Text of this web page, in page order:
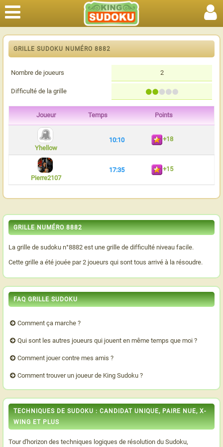
GRILLE SUDOKU NUMÉRO 8882
Nombre de joueurs 2
Difficulté de la grille
Joueur Temps Points
Yhellow
10:10 +18
Pierre2107
17:35 +15
GRILLE NUMÉRO 8882
La grille de sudoku n°8882 est une grille de difficulté niveau facile.
Cette grille a été jouée par 2 joueurs qui sont tous arrivé à la résoudre.
FAQ GRILLE SUDOKU
Comment ça marche ?
Qui sont les autres joueurs qui jouent en même temps que moi ?
Comment jouer contre mes amis ?
Comment trouver un joueur de King Sudoku ?
TECHNIQUES DE SUDOKU : CANDIDAT UNIQUE, PAIRE NUE, X-
WING ET PLUS
Tour d'horizon des techniques logiques de résolution du Sudoku,